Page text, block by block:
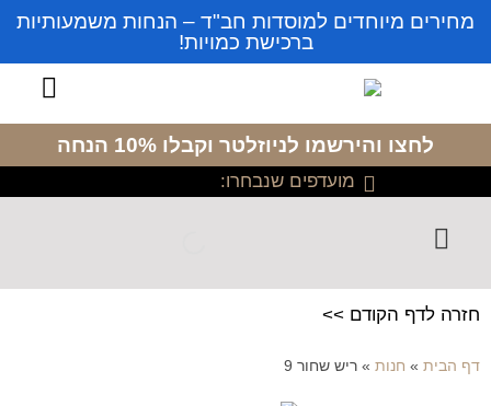
מחירים מיוחדים למוסדות חב"ד – הנחות משמעותיות
ברכישת כמויות!
לחצו והירשמו לניוזלטר וקבלו 10% הנחה
מועדפים שנבחרו:
חזרה לדף הקודם >>
דף הבית » חנות » ריש שחור 9